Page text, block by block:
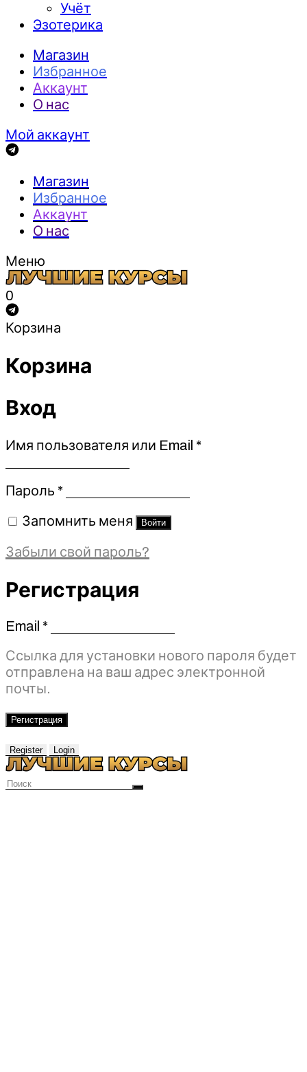
Учёт
Эзотерика
Магазин
Избранное
Аккаунт
О нас
Мой аккаунт
Магазин
Избранное
Аккаунт
О нас
Меню
0
Корзина
Корзина
Вход
Имя пользователя или Email *Обязательно
Пароль *Обязательно
Запомнить меня Войти
Забыли свой пароль?
Регистрация
Email *Обязательно
Ссылка для установки нового пароля будет
отправлена ​​на ваш адрес электронной
почты.
Регистрация
Register Login